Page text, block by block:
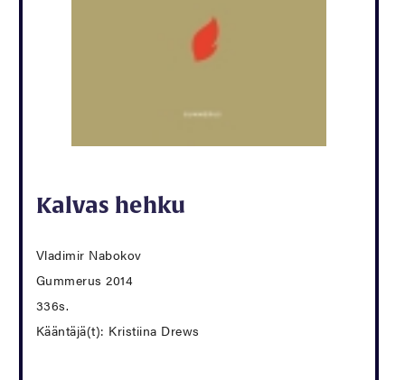
Kalvas hehku
Vladimir Nabokov
Gummerus 2014
336s.
Kääntäjä(t): Kristiina Drews